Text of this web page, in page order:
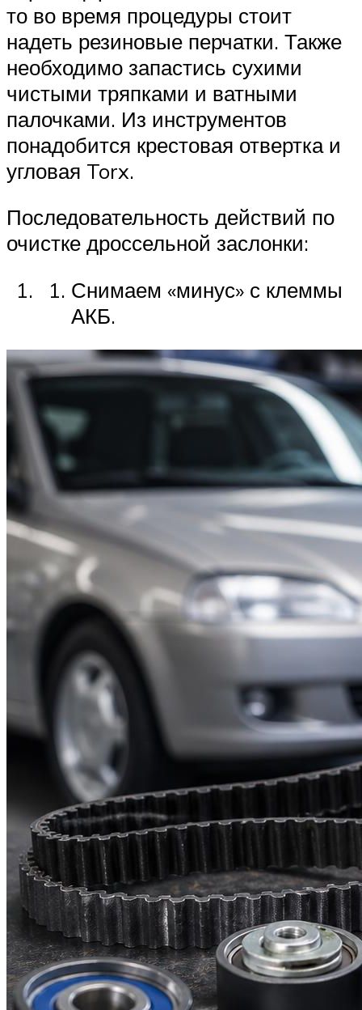
то во время процедуры стоит
надеть резиновые перчатки. Также
необходимо запастись сухими
чистыми тряпками и ватными
палочками. Из инструментов
понадобится крестовая отвертка и
угловая Torx.
Последовательность действий по
очистке дроссельной заслонки:
Снимаем «минус» с клеммы
АКБ.